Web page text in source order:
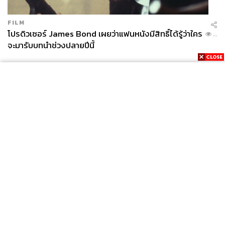
FILM
โปรดิวเซอร์ James Bond เผยว่าแฟนหนังมีสิทธิ์ได้รู้ว่าใคร
จะมารับบทนำช่วงปลายปีนี้
...